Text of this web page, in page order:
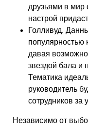
друзьями в
настрой
Голливуд.
популярностью
давая
звездой бала и
Тематика
руководитель
сотрудников за
Независимо от